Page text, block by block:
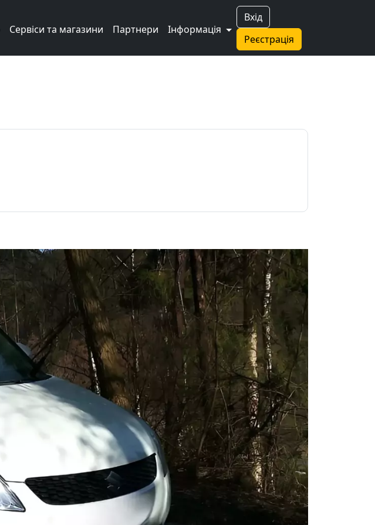
Вхід
Реєстрація
Сервіси та магазини Партнери Інформація